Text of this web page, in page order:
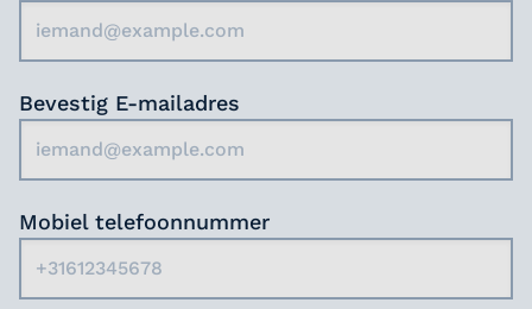
Bevestig E-mailadres
Mobiel telefoonnummer